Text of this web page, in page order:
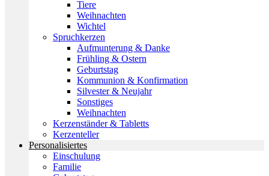
Tiere
Weihnachten
Wichtel
Spruchkerzen
Aufmunterung & Danke
Frühling & Ostern
Geburtstag
Kommunion & Konfirmation
Silvester & Neujahr
Sonstiges
Weihnachten
Kerzenständer & Tabletts
Kerzenteller
Personalisiertes
Einschulung
Familie